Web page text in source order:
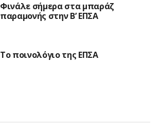
Φινάλε σήμερα στα μπαράζ
παραμονής στην Β’ ΕΠΣΑ
Το ποινολόγιο της ΕΠΣΑ